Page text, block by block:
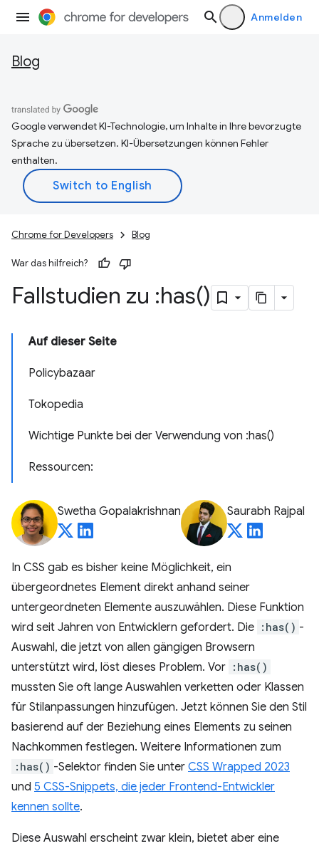
Anmelden
Blog
Google verwendet KI-Technologie, um Inhalte in Ihre bevorzugte
Sprache zu übersetzen. KI-Übersetzungen können Fehler
enthalten.
Chrome for Developers Blog
War das hilfreich?
Fallstudien zu :has()
Auf dieser Seite
Policybazaar
Tokopedia
Wichtige Punkte bei der Verwendung von :has()
Ressourcen:
Swetha Gopalakrishnan Saurabh Rajpal
In CSS gab es bisher keine Möglichkeit, ein
übergeordnetes Element direkt anhand seiner
untergeordneten Elemente auszuwählen. Diese Funktion
wird seit Jahren von Entwicklern gefordert. Die :has() -
Auswahl, die jetzt von allen gängigen Browsern
unterstützt wird, löst dieses Problem. Vor :has()
mussten Sie oft lange Auswahlen verketten oder Klassen
für Stilanpassungen hinzufügen. Jetzt können Sie den Stil
basierend auf der Beziehung eines Elements zu seinen
Nachkommen festlegen. Weitere Informationen zum
:has() -Selektor finden Sie unter CSS Wrapped 2023
und 5 CSS-Snippets, die jeder Frontend-Entwickler
kennen sollte.
Diese Auswahl erscheint zwar klein, bietet aber eine